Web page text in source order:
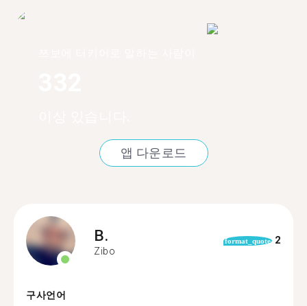
앱 다운로드
B.
Zibo
format_quote 2
구사언어